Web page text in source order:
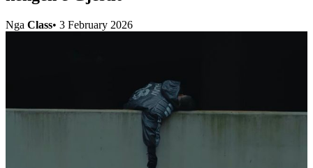
Nga Class• 3 February 2026